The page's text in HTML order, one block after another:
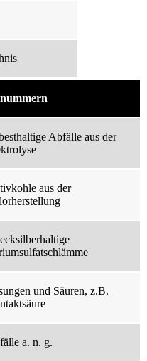
Abfälle aus der
aus der
und Säuren, z.B.
a. n. g.